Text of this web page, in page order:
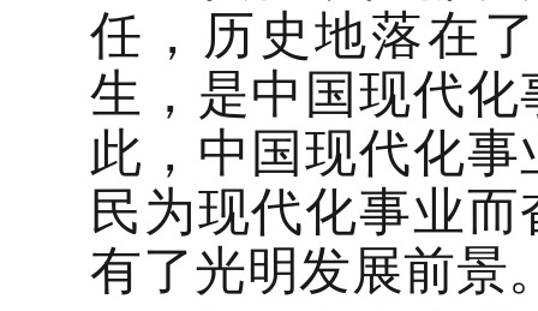
任，历史地落在
生，是中国现代
此，中国现代化
民为现代化事业
有了光明发展前景